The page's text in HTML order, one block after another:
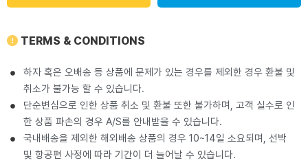
TERMS & CONDITIONS
하자 혹은 오배송 등 상품에 문제가 있는 경우를 제외한 경우 환불 및
취소가 불가능 할 수 있습니다.
단순변심으로 인한 상품 취소 및 환불 또한 불가하며, 고객 실수로 인
한 상품 파손의 경우 A/S를 안내받을 수 있습니다.
국내배송을 제외한 해외배송 상품의 경우 10~14일 소요되며, 선박
및 항공편 사정에 따라 기간이 더 늘어날 수 있습니다.